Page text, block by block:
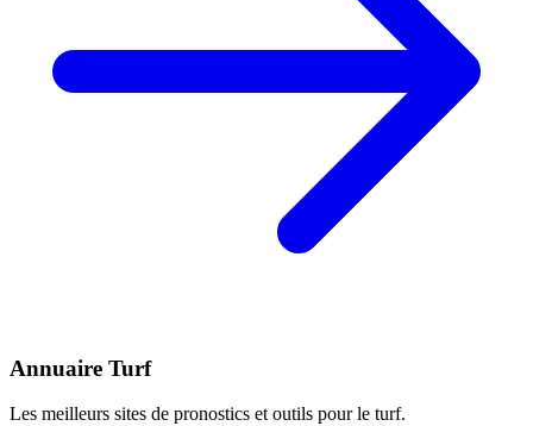
Annuaire Turf
Les meilleurs sites de pronostics et outils pour le turf.